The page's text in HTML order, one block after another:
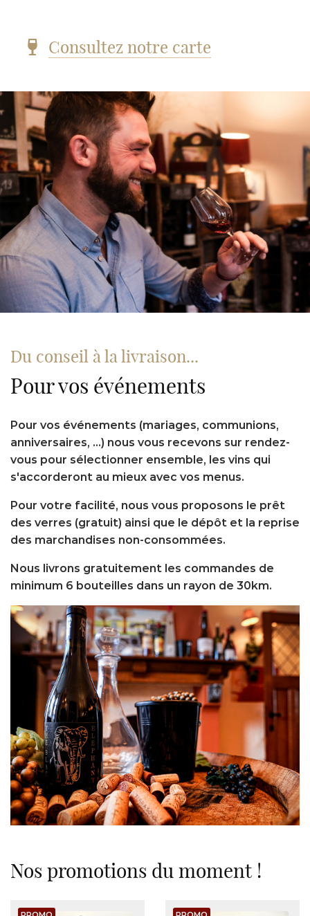
Consultez notre carte
Du conseil à la livraison...
Pour vos événements
Pour vos événements (mariages, communions,
anniversaires, ...) nous vous recevons sur rendez-
vous pour sélectionner ensemble, les vins qui
s'accorderont au mieux avec vos menus.
Pour votre facilité, nous vous proposons le prêt
des verres (gratuit) ainsi que le dépôt et la reprise
des marchandises non-consommées.
Nous livrons gratuitement les commandes de
minimum 6 bouteilles dans un rayon de 30km.
Nos promotions du moment !